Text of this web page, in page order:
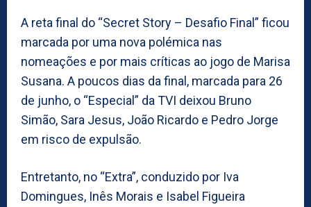
A reta final do “Secret Story – Desafio Final” ficou
marcada por uma nova polémica nas
nomeações e por mais críticas ao jogo de Marisa
Susana. A poucos dias da final, marcada para 26
de junho, o “Especial” da TVI deixou Bruno
Simão, Sara Jesus, João Ricardo e Pedro Jorge
em risco de expulsão.
Entretanto, no “Extra”, conduzido por Iva
Domingues, Inês Morais e Isabel Figueira